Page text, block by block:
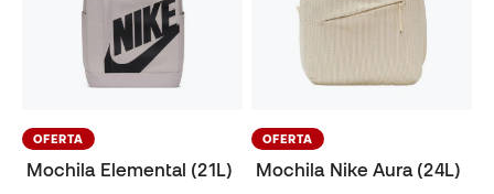
OFERTA
Mochila Elemental (21L)
OFERTA
Mochila Nike Aura (24L)